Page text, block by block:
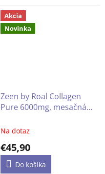
kolostra s obsahom 30%
imunoglobulínu G. Ide o
produkt z elitnej rady
spoločnosti OstroVit Pharma
Akcia
Novinka
Zeen by Roal Collagen
Pure 6000mg, mesačná
Na dotaz
€45,90
Do košíka